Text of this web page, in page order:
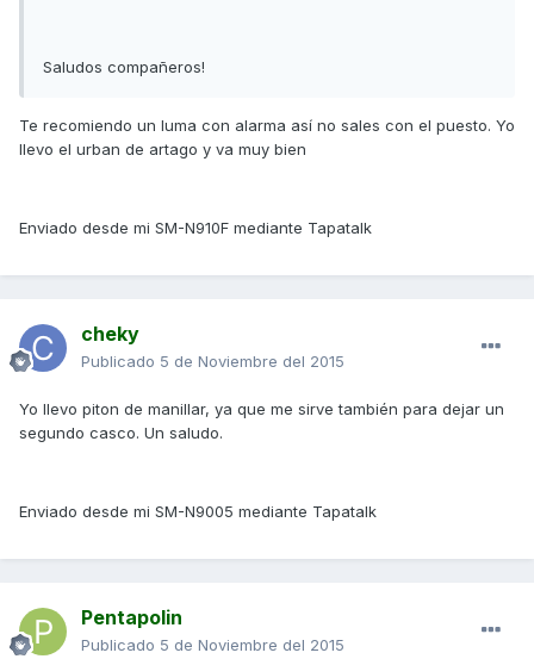
Saludos compañeros!
Te recomiendo un luma con alarma así no sales con el puesto. Yo
llevo el urban de artago y va muy bien
Enviado desde mi SM-N910F mediante Tapatalk
cheky
Publicado 5 de Noviembre del 2015
Yo llevo piton de manillar, ya que me sirve también para dejar un
segundo casco. Un saludo.
Enviado desde mi SM-N9005 mediante Tapatalk
Pentapolin
Publicado 5 de Noviembre del 2015